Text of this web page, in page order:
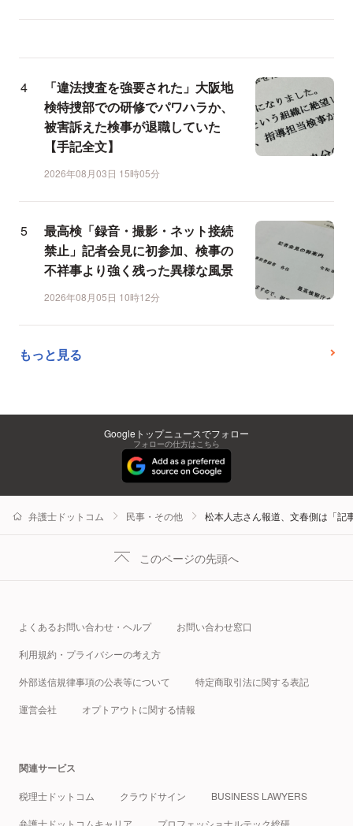
「違法捜査を強要された」大阪地
検特捜部での研修でパワハラか、
被害訴えた検事が退職していた
【手記全文】
2026年08月03日 15時05分
最高検「録音・撮影・ネット接続
禁止」記者会見に初参加、検事の
不祥事より強く残った異様な風景
2026年08月05日 10時12分
もっと見る
Googleトップニュースでフォロー
フォローの仕方はこちら
弁護士ドットコム 民事・その他 松本人志さん報道、文春側は「
このページの先頭へ
よくあるお問い合わせ・ヘルプ お問い合わせ窓口
利用規約・プライバシーの考え方
外部送信規律事項の公表等について 特定商取引法に関する表記
運営会社 オプトアウトに関する情報
関連サービス
税理士ドットコム クラウドサイン BUSINESS LAWYERS
弁護士ドットコムキャリア プロフェッショナルテック総研